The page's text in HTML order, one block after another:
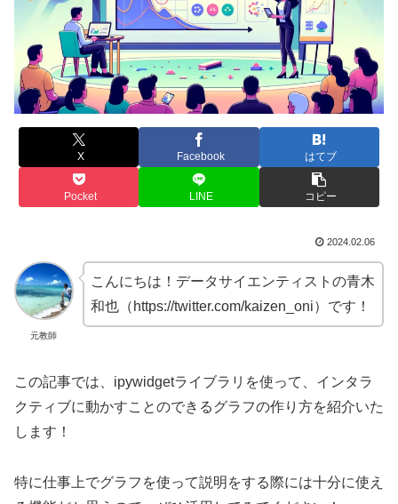
X Facebook はてブ
Pocket LINE コピー
2024.02.06
元教師
こんにちは！データサイエンティストの青木
和也（https://twitter.com/kaizen_oni）です！
この記事では、ipywidgetライブラリを使って、インタラ
クティブに動かすことのできるグラフの作り方を紹介いた
します！
特に仕事上でグラフを使って説明をする際には十分に使え